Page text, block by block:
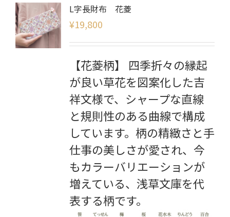
L字長財布 花菱
¥19,800
【花菱柄】 四季折々の縁起
が良い草花を図案化した吉
祥文様で、シャープな直線
と規則性のある曲線で構成
しています。柄の精緻さと手
仕事の美しさが愛され、今
もカラーバリエーションが
増えている、浅草文庫を代
表する柄です。